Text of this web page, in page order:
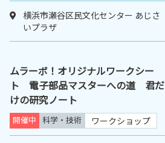
横浜市瀬谷区民文化センター あじさ
いプラザ
ムラーボ！オリジナルワークシー
ト 電子部品マスターへの道 君だ
けの研究ノート
開催中 科学・技術 ワークショップ